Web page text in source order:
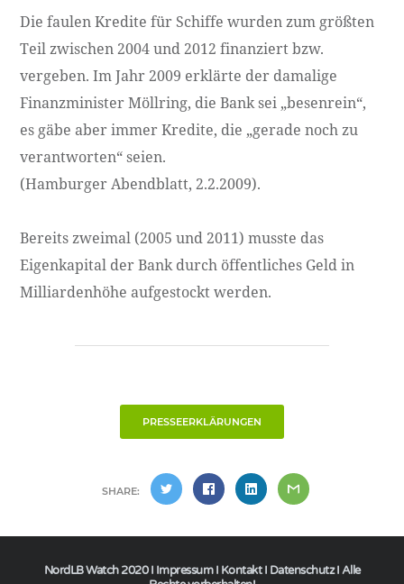
Die faulen Kredite für Schiffe wurden zum größten
Teil zwischen 2004 und 2012 finanziert bzw.
vergeben. Im Jahr 2009 erklärte der damalige
Finanzminister Möllring, die Bank sei „besenrein“,
es gäbe aber immer Kredite, die „gerade noch zu
verantworten“ seien.
(Hamburger Abendblatt, 2.2.2009).
Bereits zweimal (2005 und 2011) musste das
Eigenkapital der Bank durch öffentliches Geld in
Milliardenhöhe aufgestockt werden.
PRESSEERKLÄRUNGEN
SHARE:
NordLB Watch 2020 I ImpressumI KontaktI DatenschutzI Alle